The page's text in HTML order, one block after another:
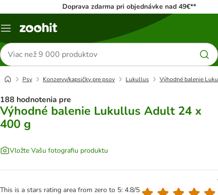
Doprava zdarma pri objednávke nad 49€**
Kategórie
Hľadať
produkty
Psy Konzervy/kapsičky pre psov Lukullus Výhodné balenie
188 hodnotenia pre
Výhodné balenie Lukullus Adult 24 x
400 g
Vložte Vašu fotografiu produktu
This is a stars rating area from zero to 5: 4.8/5